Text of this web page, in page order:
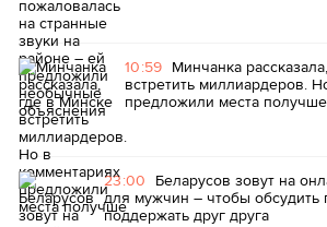
10:59 Минчанка
встретить миллиардеров.
предложили места получше
23:00 Беларусов зовут на
для мужчин – чтобы
поддержать друг друга